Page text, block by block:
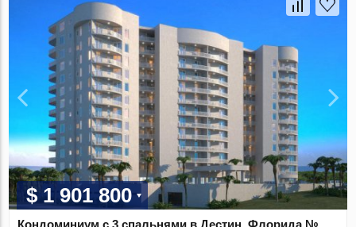
$ 1 901 800
Кондоминиум с 3 спальнями в Дестин, Флорида №